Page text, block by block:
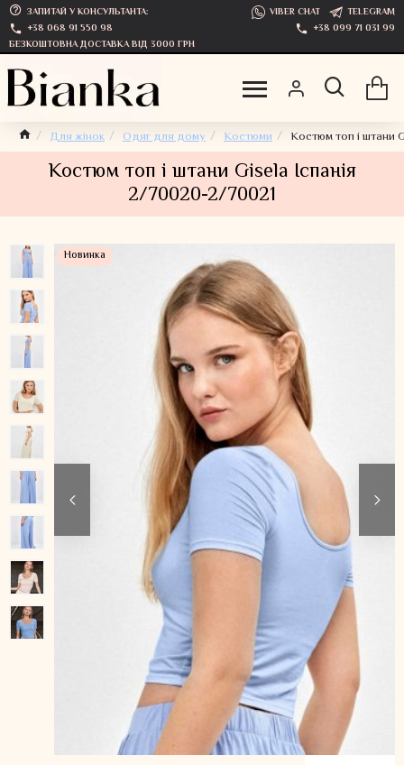
ЗАПИТАЙ У КОНСУЛЬТАНТА: VIBER CHAT
TELEGRAM
+38 068 91 550 98
+38 099 71 031 99
БЕЗКОШТОВНА ДОСТАВКА ВІД 3000 ГРН
Для жінок Одяг для дому Костюми Костюм топ і штани
Костюм топ і штани Gisela Іспанія
2/70020-2/70021
Новинка